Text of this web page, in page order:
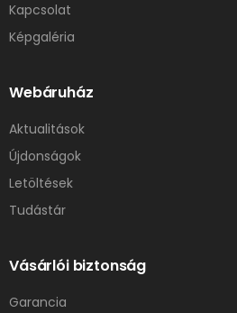
Kapcsolat
Képgaléria
Webáruház
Aktualitások
Újdonságok
Letöltések
Tudástár
Vásárlói biztonság
Garancia